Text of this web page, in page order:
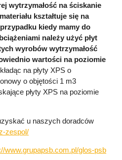
wytrzymałość na ściskanie
kształtuje się na
kiedy mamy do
należy użyć płyt
wyrobów wytrzymałość
wartości na poziomie
na płyty XPS o
o objętości 1 m3
płyty XPS na poziomie
u naszych doradców
zespol/
www.grupapsb.com.pl/glos-psb